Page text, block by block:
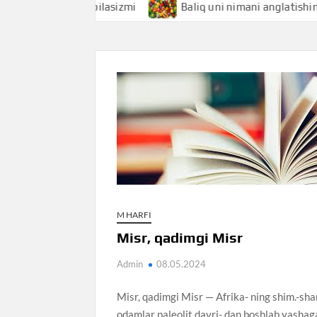
Baliq uni nimani anglatishini bilasizmi
M HARFI
Misr, qadimgi Misr
Admin 08.05.2024
Misr, qadimgi Misr — Afrika- ning shim.-sharqida, Nil daryosining quyi oqimida joylashgan qad. davlat. Tarixi. M.da odamlar paleolit davri- dan boshlab yashagan. Mil. AV. 10—6ming yillikda Nil atrofidagi savannalarda tarqoq yashagan qabilalar terimchilik, ovchilik, keyinroq esa baliq ovlash b-n shug’ullanishgan. Ular orasida kad. Som xalqlariga mansub qabilalar, barbarlar va kushitlar • bo’lib, ularning aralashu- vidan mil. AV. 4ming yillikda M. xalqi vujudga kelgan. Aholi nufusining orti- shi chorvachilik va dehqonchilikka o’tishni tezlashtirgan, bu esa hududiy jamoalar- ning paydo bo’lishiga olib kelgan. Dehqonchilik qilish uchun kanallar, to’g’onlar qurish zaruriyati tug’ilgan, buning uchun esa o’zaro urushlarda asir tush gan qullar mehnatidan foydala- nilgan. Natijada jamoada ijtimoiy tabaqalanish ro’y berib, urug’zodagon- lari ajralib’chiqqan, qabila sardorla- ri podshohchalarga aylangan. Bir qancha mayda quldorlik davlatlar vujudga kel- gan. Keyinchalik ular o’rtasidagi kurash natijasida, shim.da quyi Misr, Jan.da Yuqori Misr podsholiklari tuzilgan. Mil. AV. taxm. 3ming yillikda ikkala podsholik birlashib, yagona davlat barpo bo’lgan. M.ning key-ingi tarixi 4 asosiy davrga bo’linadi: ilk podsholik (mil. AV. taxm. 3000— 2800), qadimgi podsho- lik (mil. AV. taxm. 2800-2250), O’rta podsholik (mil. AV. taxm. 2050-1700), Yangi podsholik (mil. AV. 1580-1070), So’nggi (Liviya-Sais va Eron) davr (mil. AV. taxm. 1070-332). Ilk podsholik davri sug’orish tarmoqlarining rivojlanishi, tosh va mis kurollarining mukammallashuvi, kulolchilik charxining paydo bo’lishi, ayirboshlash savdosining taraqqiy eti- shi b-n xarakterlidir. Bu davrda davlat apparati va unga xizmat qiluvchi amal- dorlar — kotiblar tabakasi shakllangan, ma’muriy okruglar — nomlar tashkil topib, ularni noma rxl ar boshqargan, muntazam ravishda bosqinchilik yurish- lari uyushtirilib turilgan, jumladan, Jan.ga — kush (Nubiya)ga, shim.-g’arbga — liviyaliklarga va Sinay ya.o.dagi ba- daviylarga qarshi (bu erda mis konlari bor edi) yurishlar qilingan. Qad. podsholik davrida q.x., hunarmandchilik, savdo va qurilish ri – vojlanishda davom etgan. Xususiy er egaligi paydo bo’lgan. Oliy mansabdor — tchati (vazir) bosh bo’lgan davlat AP- parati mustahkamlangan. Fir’avnlar, shuningdek, bosh kohin ham bo’lib, barcha er va fuqarolarning egasi hisoblangan. Jamoa a’zolari va qisman kelgindi- lar (asosan, kush aholisi)dan tuzil- gan muntazam qo’shin barpo qilingan. Ilohiylashtirilgan fir’avnlarning mutlaq hokimiyati g’oyasi mahobatli maqbaralar — ehromlar qurilishida mujassamlantirilgan. Bu ayniqsa III — IV sulolalar davrida (Snofru, Xeops, Xefren, Mikerin ehromlari) avj olgan. Ularni bunyod etishda qul va dehqonlar mehnatidan keng foydalanilgan. Mil. AV. 23-22-a.larda M. o’zaro ni- Zoda bo’lgan bir qancha nomlar va mayda davlatlarga bo’linib ketgan. Taxm. 2050 y. Mentuxotep I davrida mamlakat Fiva sh. gegemonligi ostida qayta Birlashgan. Bu shaxar M.ning poytaxtiga aylangan. O’rta podsholik davrida, asosan, XII sulola vakillari hukmronlik qilishgan. Fayyum vohasida yirik irrigasiya ish- lari olib borilgan. Jez (bronza) buyum- lari paydo bo’lgan. Suriya, Krit, Jan.da — Punt b-n aloqalar kuchaygan. Senusert III davrida kush (Nubiya)ning bir qismi M.ga qo’shib olingan. XII sulolaga man- sub dastlabki fir’avnlar davrida o’zaro ichki nizolar davom etmoqda edi. Faqat Amenemxet III davrida (19-a.ning 2-yarmi) isyonkor nomarxlar bo’ysundirilib, Markaziy hokimiyat mustahkamlangan. Ittaun sh. M. poytaxtiga aylangan. Biroq mulkiy tabaqalanishning kuchay- ishi kambag’allarning qo’zg’oloniga sabab bo’lgan, natijada taxm. 1750 y. mamla- kat yana parchalanib ketgan. Taxm. 1700 y. M.ga shim.-sharqdan giksoslar bostirib